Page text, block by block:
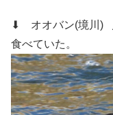
⬇ オオバン(境川)
食べていた。